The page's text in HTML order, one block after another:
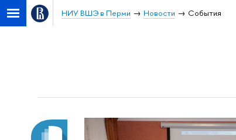
НИУ ВШЭ в Перми Новости События